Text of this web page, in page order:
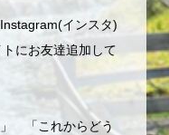
インスタ)
にお友達追加して
」 「これからどう